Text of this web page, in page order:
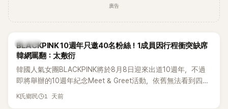
廣告
K-POP
BLACKPINK 10週年只邀40名粉絲！1成員因行程衝突缺席
韓網罵翻：太敷衍
韓國人氣女團BLACKPINK將於8月8日迎來出道10週年，不過
即將舉辦的10週年紀念Meet & Greet活動，依舊無法看到四人
合體。根據韓媒《MyDaily》7日報導，當天將由Jisoo（智秀）、
K氏鄉民 1 天前